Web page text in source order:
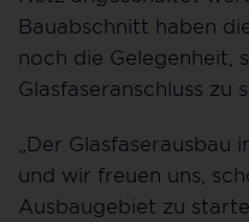
Bauabschnitt haben
noch die Gelegenheit,
Glasfaseranschluss zu
„Der Glasfaserausbau
und wir freuen uns,
Ausbaugebiet zu